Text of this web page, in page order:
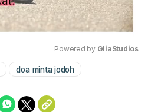
Powered by GliaStudios
doa minta jodoh